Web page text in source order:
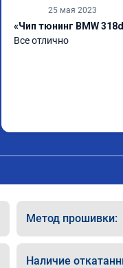
25 мая 2023
«Чип тюнинг BMW
Все отлично
Метод прошивки:
Наличие